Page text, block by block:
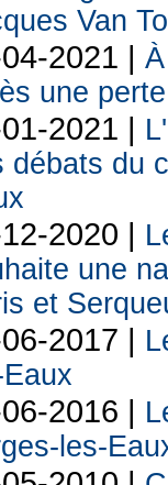
Van
2021 |
une
2021 |
débats du
2020 |
une
et
2017 |
Eaux
2016 |
les-